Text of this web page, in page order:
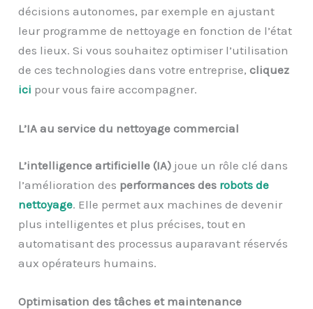
décisions autonomes, par exemple en ajustant
leur programme de nettoyage en fonction de l’état
des lieux. Si vous souhaitez optimiser l’utilisation
de ces technologies dans votre entreprise,cliquez
ici pour vous faire accompagner.
L’IA au service du nettoyage commercial
L’intelligence artificielle (IA) joue un rôle clé dans
l’amélioration des performances des robots de
nettoyage. Elle permet aux machines de devenir
plus intelligentes et plus précises, tout en
automatisant des processus auparavant réservés
aux opérateurs humains.
Optimisation des tâches et maintenance